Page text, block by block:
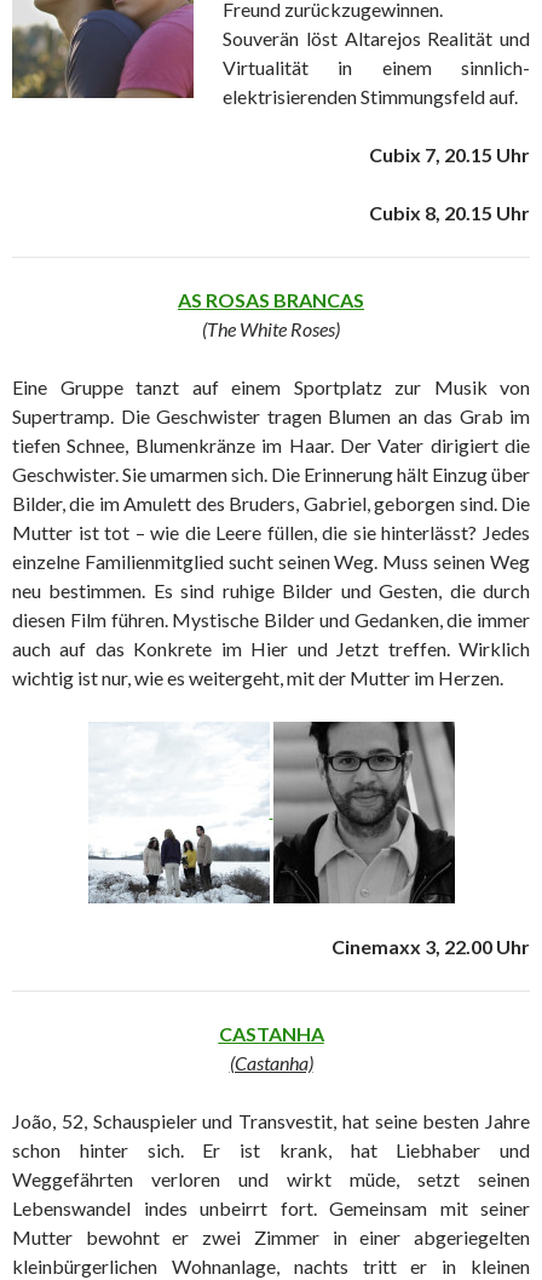
Freund zurückzugewinnen.
Souverän löst Altarejos Realität und
Virtualität in einem sinnlich-
elektrisierenden Stimmungsfeld auf.
Cubix 7, 20.15 Uhr
Cubix 8, 20.15 Uhr
AS ROSAS BRANCAS
(The White Roses)
Eine Gruppe tanzt auf einem Sportplatz zur Musik von
Supertramp. Die Geschwister tragen Blumen an das Grab im
tiefen Schnee, Blumenkränze im Haar. Der Vater dirigiert die
Geschwister. Sie umarmen sich. Die Erinnerung hält Einzug über
Bilder, die im Amulett des Bruders, Gabriel, geborgen sind. Die
Mutter ist tot – wie die Leere füllen, die sie hinterlässt? Jedes
einzelne Familienmitglied sucht seinen Weg. Muss seinen Weg
neu bestimmen. Es sind ruhige Bilder und Gesten, die durch
diesen Film führen. Mystische Bilder und Gedanken, die immer
auch auf das Konkrete im Hier und Jetzt treffen. Wirklich
wichtig ist nur, wie es weitergeht, mit der Mutter im Herzen.
Cinemaxx 3, 22.00 Uhr
CASTANHA
(Castanha)
João, 52, Schauspieler und Transvestit, hat seine besten Jahre
schon hinter sich. Er ist krank, hat Liebhaber und
Weggefährten verloren und wirkt müde, setzt seinen
Lebenswandel indes unbeirrt fort. Gemeinsam mit seiner
Mutter bewohnt er zwei Zimmer in einer abgeriegelten
kleinbürgerlichen Wohnanlage, nachts tritt er in kleinen